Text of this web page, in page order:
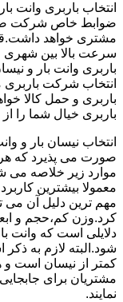
انتخاب باربری وانت
ضوابط خاص شرکت
مشتری خواهد
سرعت بالا بین
باربری وانت بار و
انتخاب شرکت
باربری و حمل کالا
باربری خیال شما را
انتخاب نیسان بار و
صورت می پذیرد که هر
موارد زیر خلاصه می
معمولا بیشترین
مهم ترین دلیل آن می
کرد.وزن کم،حجم و
دلایلی است که وانت
شود.البته لازم به
کمتر از نیسان است و
مشتریان برای
نمایند.